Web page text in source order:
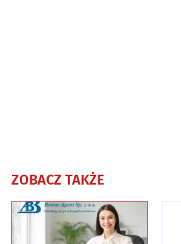
ZOBACZ TAKŻE